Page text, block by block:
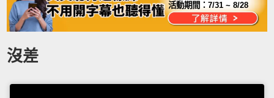
活動期間：7/31 ~ 8/28
沒差